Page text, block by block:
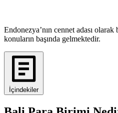
Endonezya’nın cennet adası
konuların başında gelmektedir.
İçindekiler